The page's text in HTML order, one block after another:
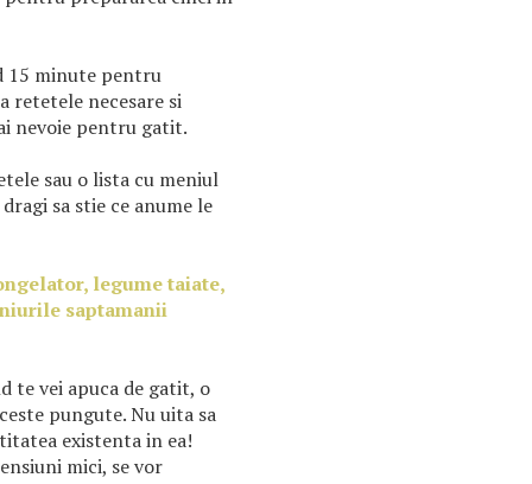
15 minute pentru
retetele necesare si
nevoie pentru gatit.
sau o lista cu meniul
sa stie ce anume le
legume taiate,
saptamanii
te vei apuca de gatit, o
pungute. Nu uita sa
existenta in ea!
mici, se vor